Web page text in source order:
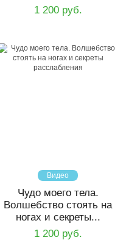
1 200 руб.
Видео
Чудо моего тела.
Волшебство стоять на
ногах и секреты...
1 200 руб.